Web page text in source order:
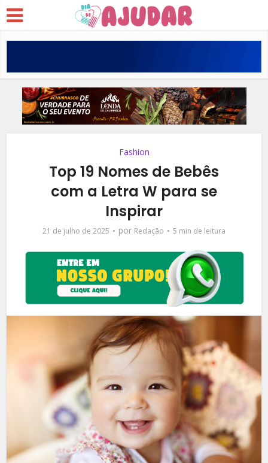
Fashion
Top 19 Nomes de Bebês
com a Letra W para se
Inspirar
21 de julho de 2025 por Redação 5 min de leitura